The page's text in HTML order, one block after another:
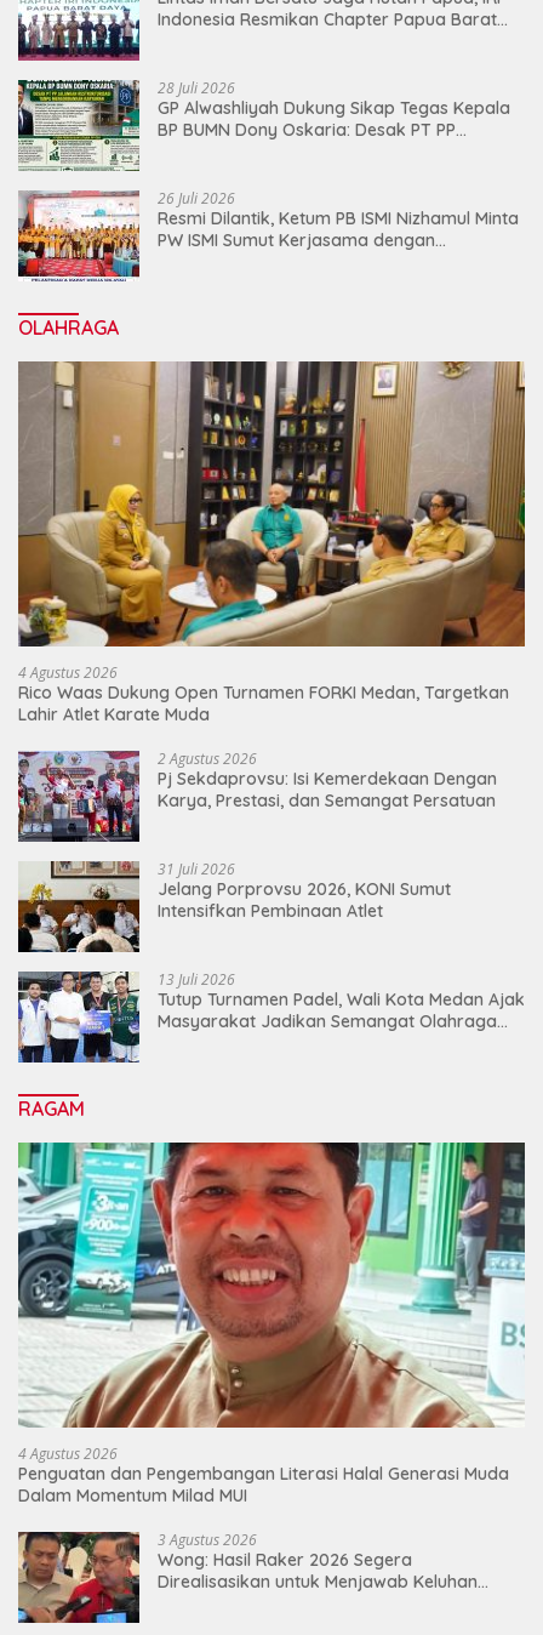
Indonesia Resmikan Chapter Papua Barat
28 Juli 2026
GP Alwashliyah Dukung Sikap Tegas Kepala
BP BUMN Dony Oskaria: Desak PT PP
26 Juli 2026
Resmi Dilantik, Ketum PB ISMI Nizhamul Minta
PW ISMI Sumut Kerjasama dengan
OLAHRAGA
4 Agustus 2026
Rico Waas Dukung Open Turnamen FORKI Medan, Targetkan
Lahir Atlet Karate Muda
2 Agustus 2026
Pj Sekdaprovsu: Isi Kemerdekaan Dengan
Karya, Prestasi, dan Semangat Persatuan
31 Juli 2026
Jelang Porprovsu 2026, KONI Sumut
Intensifkan Pembinaan Atlet
13 Juli 2026
Tutup Turnamen Padel, Wali Kota Medan Ajak
Masyarakat Jadikan Semangat Olahraga
RAGAM
4 Agustus 2026
Penguatan dan Pengembangan Literasi Halal Generasi Muda
Dalam Momentum Milad MUI
3 Agustus 2026
Wong: Hasil Raker 2026 Segera
Direalisasikan untuk Menjawab Keluhan